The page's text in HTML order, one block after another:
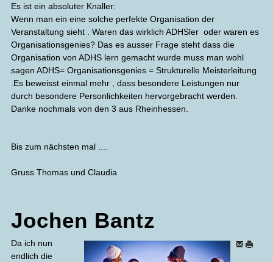
Es ist ein absoluter Knaller:
Wenn man ein eine solche perfekte Organisation der
Veranstaltung sieht . Waren das wirklich ADHSler oder waren es
Organisationsgenies? Das es ausser Frage steht dass die
Organisation von ADHS lern gemacht wurde muss man wohl
sagen ADHS= Organisationsgenies = Strukturelle Meisterleitung
.Es beweisst einmal mehr , dass besondere Leistungen nur
durch besondere Personlichkeiten hervorgebracht werden.
Danke nochmals von den 3 aus Rheinhessen.
Bis zum nächsten mal ....
Gruss Thomas und Claudia
Jochen Bantz
Da ich nun
endlich die